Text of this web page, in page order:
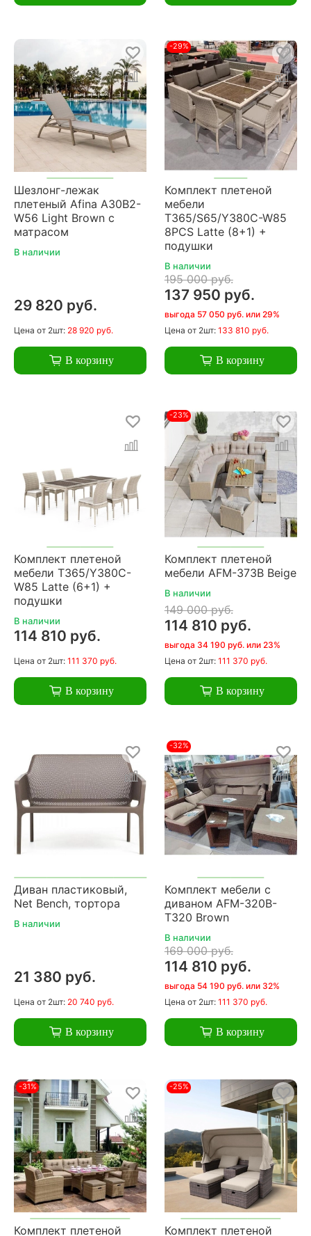
Шезлонг-лежак
плетеный Afina A30B2-
W56 Light Brown с
матрасом
В наличии
29 820 руб.
Цена от 2шт: 28 920 руб.
В корзину
-29%
Комплект плетеной
мебели
T365/S65/Y380C-W85
8PCS Latte (8+1) +
подушки
В наличии
195 000 руб.
137 950 руб.
выгода 57 050 руб. или 29%
Цена от 2шт: 133 810 руб.
В корзину
Комплект плетеной
мебели T365/Y380C-
W85 Latte (6+1) +
подушки
В наличии
114 810 руб.
Цена от 2шт: 111 370 руб.
В корзину
-23%
Комплект плетеной
мебели AFM-373B Beige
В наличии
149 000 руб.
114 810 руб.
выгода 34 190 руб. или 23%
Цена от 2шт: 111 370 руб.
В корзину
Диван пластиковый,
Net Bench, тортора
В наличии
21 380 руб.
Цена от 2шт: 20 740 руб.
В корзину
-32%
Комплект мебели с
диваном AFM-320B-
T320 Brown
В наличии
169 000 руб.
114 810 руб.
выгода 54 190 руб. или 32%
Цена от 2шт: 111 370 руб.
В корзину
-31%
Комплект плетеной
-25%
Комплект плетеной